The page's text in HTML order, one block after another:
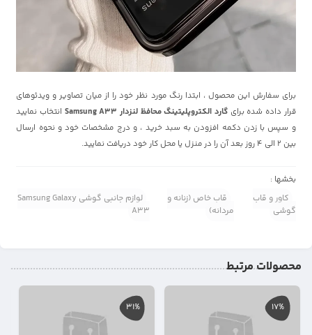
برای سفارش این محصول ، ابتدا رنگ مورد نظر خود را از میان تصاویر و ویدئوهای
قرار داده شده برایگارد الکتروپلیتینگ محافظ لنزدار Samsung A33
انتخاب نمایید
و سپس با زدن دکمه افزودن به سبد خرید ، و درج مشخصات خود و نحوه ارسال
بین 2 الی 4 روز بعد آن را در منزل یا محل کار خود دریافت نمایید.
بخشها :
کاور و قاب
گوشی
قاب خاص (زنانه و
مردانه)
لوازم جانبی گوشی Samsung Galaxy
A33
محصولات مرتبط
17%
31%